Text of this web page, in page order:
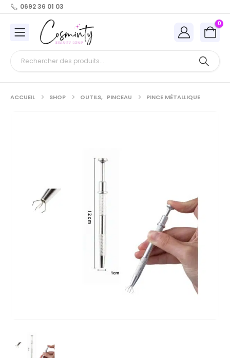
0692 36 01 03
0
ACCUEIL SHOP OUTILS, PINCEAU PINCE MÉTALLIQUE